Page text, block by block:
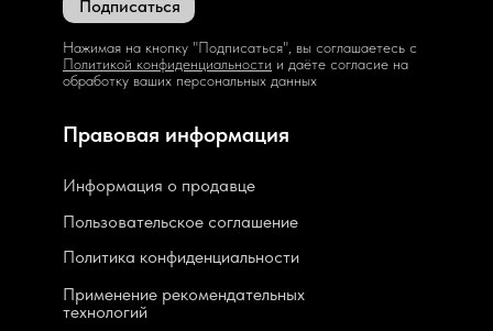
Подписаться
Нажимая на кнопку "Подписаться", вы соглашаетесь с
Политикой конфиденциальности и даёте согласие на
обработку ваших персональных данных
Пользовательское соглашение
Политика конфиденциальности
Применение рекомендательных
технологий
Информация о продавце
Правовая информация